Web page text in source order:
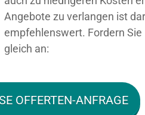
Angebote zu verlangen ist
empfehlenswert. Fordern
gleich an:
OFFERTEN-ANFRAGE